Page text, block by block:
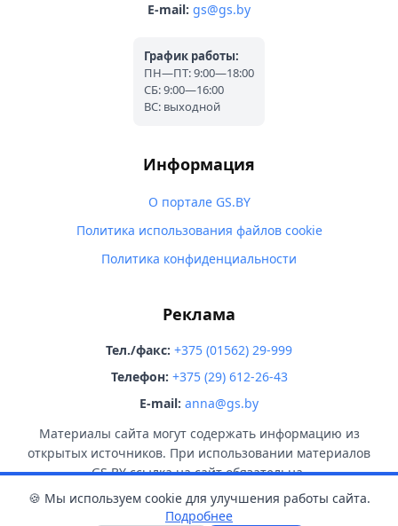
E-mail: gs@gs.by
График работы:
ПН—ПТ: 9:00—18:00
СБ: 9:00—16:00
ВС: выходной
Информация
О портале GS.BY
Политика использования файлов cookie
Политика конфиденциальности
Реклама
Тел./факс: +375 (01562) 29-999
Телефон: +375 (29) 612-26-43
E-mail: anna@gs.by
Материалы сайта могут содержать информацию из
открытых источников. При использовании материалов
GS.BY ссылка на сайт обязательна.
🍪 Мы используем cookie для улучшения работы сайта.
Подробнее